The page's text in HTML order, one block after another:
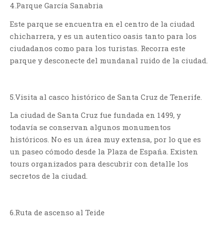
4.Parque García Sanabria
Este parque se encuentra en el centro de la ciudad
chicharrera, y es un autentico oasis tanto para los
ciudadanos como para los turistas. Recorra este
parque y desconecte del mundanal ruido de la ciudad.
5.Visita al casco histórico de Santa Cruz de Tenerife.
La ciudad de Santa Cruz fue fundada en 1499, y
todavía se conservan algunos monumentos
históricos. No es un área muy extensa, por lo que es
un paseo cómodo desde la Plaza de España. Existen
tours organizados para descubrir con detalle los
secretos de la ciudad.
6.Ruta de ascenso al Teide